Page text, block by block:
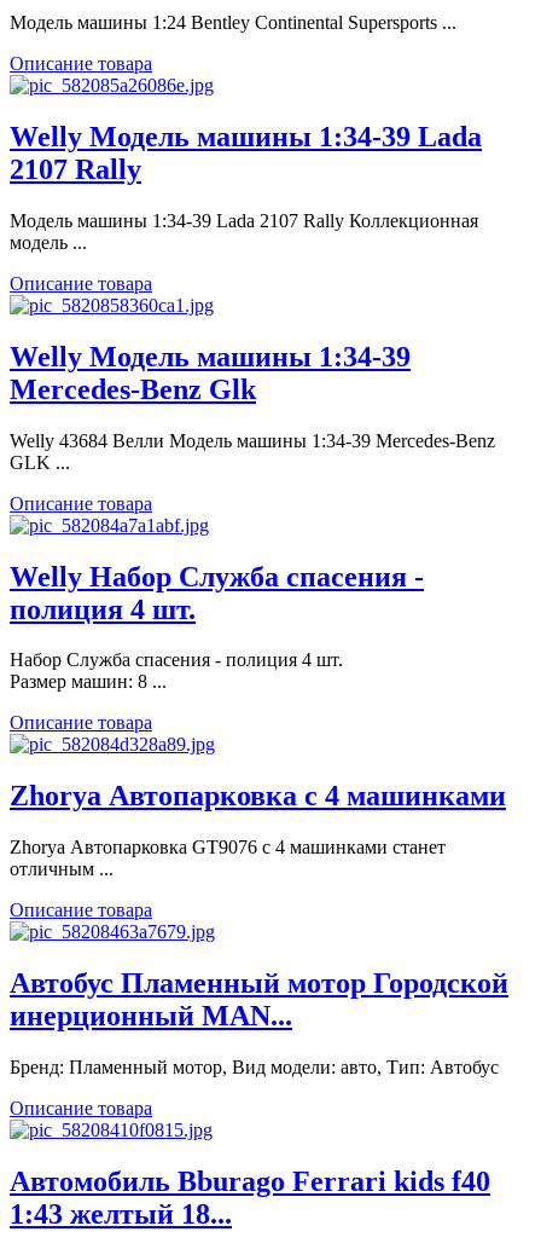
Модель машины 1:24 Bentley Continental Supersports ...
Описание товара
Welly Модель машины 1:34-39 Lada
2107 Rally
Модель машины 1:34-39 Lada 2107 Rally Коллекционная
модель ...
Описание товара
Welly Модель машины 1:34-39
Mercedes-Benz Glk
Welly 43684 Велли Модель машины 1:34-39 Mercedes-Benz
GLK ...
Описание товара
Welly Набор Служба спасения -
полиция 4 шт.
Набор Служба спасения - полиция 4 шт.
Размер машин: 8 ...
Описание товара
Zhorya Автопарковка с 4 машинками
Zhorya Автопарковка GT9076 с 4 машинками станет
отличным ...
Описание товара
Автобус Пламенный мотор Городской
инерционный MAN...
Бренд: Пламенный мотор, Вид модели: авто, Тип: Автобус
Описание товара
Автомобиль Bburago Ferrari kids f40
1:43 желтый 18...